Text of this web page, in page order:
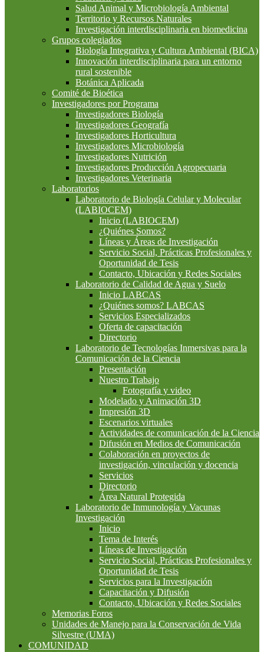
Salud Animal y Microbiología Ambiental
Territorio y Recursos Naturales
Investigación interdisciplinaria en biomedicina
Grupos colegiados
Biología Integrativa y Cultura Ambiental (BICA)
Innovación interdisciplinaria para un entorno
rural sostenible
Botánica Aplicada
Comité de Bioética
Investigadores por Programa
Investigadores Biología
Investigadores Geografía
Investigadores Horticultura
Investigadores Microbiología
Investigadores Nutrición
Investigadores Producción Agropecuaria
Investigadores Veterinaria
Laboratorios
Laboratorio de Biología Celular y Molecular
(LABIOCEM)
Inicio (LABIOCEM)
¿Quiénes Somos?
Líneas y Áreas de Investigación
Servicio Social, Prácticas Profesionales y
Oportunidad de Tesis
Contacto, Ubicación y Redes Sociales
Laboratorio de Calidad de Agua y Suelo
Inicio LABCAS
¿Quiénes somos? LABCAS
Servicios Especializados
Oferta de capacitación
Directorio
Laboratorio de Tecnologías Inmersivas para la
Comunicación de la Ciencia
Presentación
Nuestro Trabajo
Fotografía y video
Modelado y Animación 3D
Impresión 3D
Escenarios virtuales
Actividades de comunicación de la Ciencia
Difusión en Medios de Comunicación
Colaboración en proyectos de
investigación, vinculación y docencia
Servicios
Directorio
Área Natural Protegida
Laboratorio de Inmunología y Vacunas
Investigación
Inicio
Tema de Interés
Líneas de Investigación
Servicio Social, Prácticas Profesionales y
Oportunidad de Tesis
Servicios para la Investigación
Capacitación y Difusión
Contacto, Ubicación y Redes Sociales
Memorias Foros
Unidades de Manejo para la Conservación de Vida
Silvestre (UMA)
COMUNIDAD